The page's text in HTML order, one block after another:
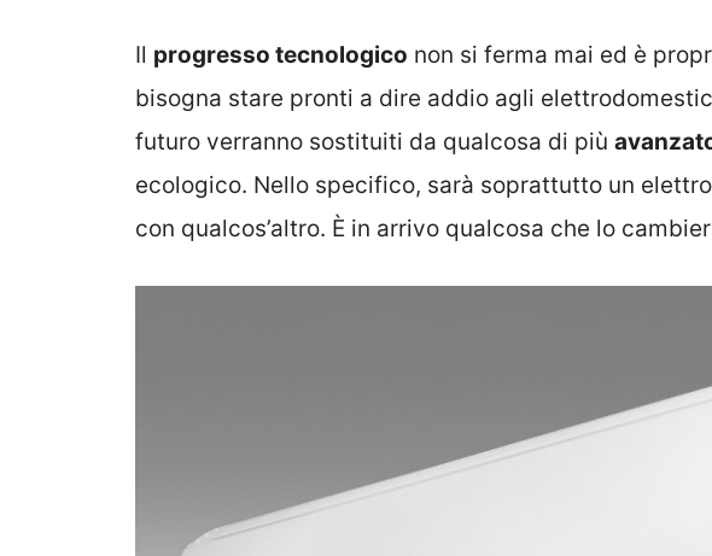
Il progresso tecnologico non si ferma mai ed è
bisogna stare pronti a dire addio agli
futuro verranno sostituiti da qualcosa di più
ecologico. Nello specifico, sarà soprattutto un
con qualcos’altro. È in arrivo qualcosa che lo